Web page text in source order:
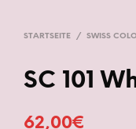
STARTSEITE / SWISS
SC 101
62,00€